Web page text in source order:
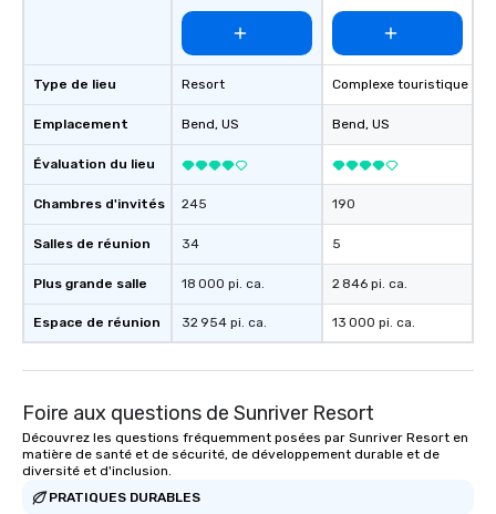
Type de lieu
Emplacement
Évaluation du lieu
Chambres d'invités
Salles de réunion
Plus grande salle
Espace de réunion
Resort
Bend, US
245
34
18 000 pi. ca.
32 954 pi. ca.
Complexe touristique
Bend, US
190
5
2 846 pi. ca.
13 000 pi. ca.
Foire aux questions de Sunriver Resort
Découvrez les questions fréquemment posées par Sunriver Resort en
matière de santé et de sécurité, de développement durable et de
diversité et d'inclusion.
PRATIQUES DURABLES